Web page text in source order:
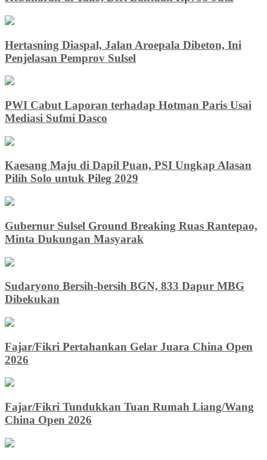
Hertasning Diaspal, Jalan Aroepala Dibeton, Ini
Penjelasan Pemprov Sulsel
PWI Cabut Laporan terhadap Hotman Paris Usai
Mediasi Sufmi Dasco
Kaesang Maju di Dapil Puan, PSI Ungkap Alasan
Pilih Solo untuk Pileg 2029
Gubernur Sulsel Ground Breaking Ruas Rantepao,
Minta Dukungan Masyarak
Sudaryono Bersih-bersih BGN, 833 Dapur MBG
Dibekukan
Fajar/Fikri Pertahankan Gelar Juara China Open
2026
Fajar/Fikri Tundukkan Tuan Rumah Liang/Wang
China Open 2026